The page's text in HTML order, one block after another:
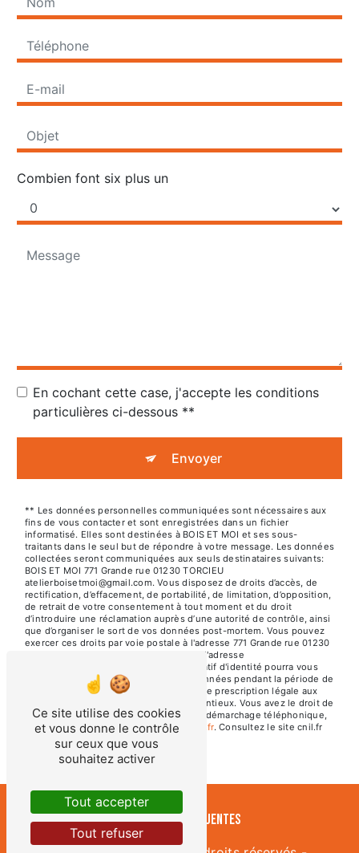
Combien font six plus un
En cochant cette case, j'accepte les conditions
particulières ci-dessous **
Envoyer
** Les données personnelles communiquées sont nécessaires aux
fins de vous contacter et sont enregistrées dans un fichier
informatisé. Elles sont destinées à BOIS ET MOI et ses sous-
traitants dans le seul but de répondre à votre message. Les données
collectées seront communiquées aux seuls destinataires suivants:
BOIS ET MOI 771 Grande rue 01230 TORCIEU
atelierboisetmoi@gmail.com. Vous disposez de droits d’accès, de
rectification, d’effacement, de portabilité, de limitation, d’opposition,
de retrait de votre consentement à tout moment et du droit
d’introduire une réclamation auprès d’une autorité de contrôle, ainsi
que d’organiser le sort de vos données post-mortem. Vous pouvez
exercer ces droits par voie postale à l'adresse 771 Grande rue 01230
TORCIEU ou par courrier électronique à l'adresse
atelierboisetmoi@gmail.com. Un justificatif d'identité pourra vous
être demandé. Nous conservons vos données pendant la période de
prise de contact puis pendant la durée de prescription légale aux
fins probatoires et de gestion des contentieux. Vous avez le droit de
vous inscrire sur la liste d'opposition au démarchage téléphonique,
disponible à cette adresse:Bloctel.gouv.fr. Consultez le site cnil.fr
pour plus d’informations sur vos droits.
Recherches fréquentes
Ce site utilise des cookies
et vous donne le contrôle
sur ceux que vous
souhaitez activer
Tout accepter
Tout refuser